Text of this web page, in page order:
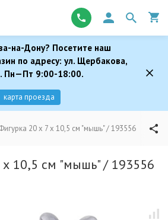
на-Дону? Посетите наш
по адресу: ул. Щербакова,
Пн—Пт 9:00-18:00.
карта проезда
20 х 7 х 10,5 см "мышь" / 193556
10,5 см "мышь" / 193556